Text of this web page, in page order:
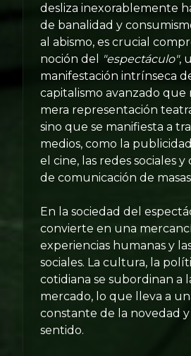
desliza inexorablemente
de banalidad y
al abismo, es crucial
noción del
"espectáculo",
manifestación intrínseca
capitalismo avanzado que
mera representación
sino que se manifiesta a
medios, como la
el cine, las redes sociales
de comunicación de
En la sociedad del
convierte en una
experiencias humanas y
sociales. La cultura, la
cotidiana se subordinan a
mercado, lo que lleva a
constante de la novedad
sentido.